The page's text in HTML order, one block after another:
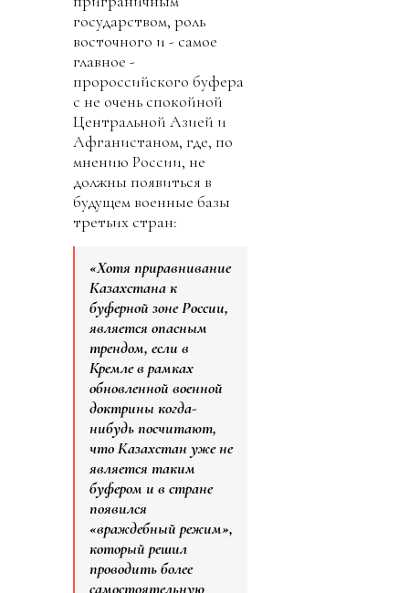
государством, роль
восточного и - самое
главное -
пророссийского буфера
с не очень спокойной
Центральной Азией и
Афганистаном, где, по
мнению России, не
должны появиться в
будущем военные базы
третьих стран:
«Хотя приравнивание
Казахстана к
буферной зоне России,
является опасным
трендом, если в
Кремле в рамках
обновленной военной
доктрины когда-
нибудь посчитают,
что Казахстан уже не
является таким
буфером и в стране
появился
«враждебный режим»,
который решил
проводить более
самостоятельную